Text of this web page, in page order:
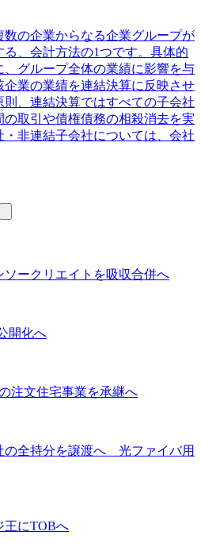
の企業からなる企業グループが
、会計方法の1つです。具体的
グループ全体の業績に影響を与
企業の業績を連結決算に反映させ
、連結決算ではすべての子会社
取引や債権債務の相殺消去を実
非連結子会社については、会社
ークリエイトを吸収合併へ
開化へ
注文住宅事業を承継へ
の全持分を譲渡へ 光ファイバ用
王にTOBへ